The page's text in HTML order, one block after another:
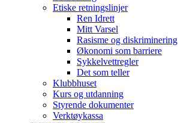
Etiske retningslinjer
Ren Idrett
Mitt Varsel
Rasisme og diskriminering
Økonomi som barriere
Sykkelvettregler
Det som teller
Klubbhuset
Kurs og utdanning
Styrende dokumenter
Verktøykassa